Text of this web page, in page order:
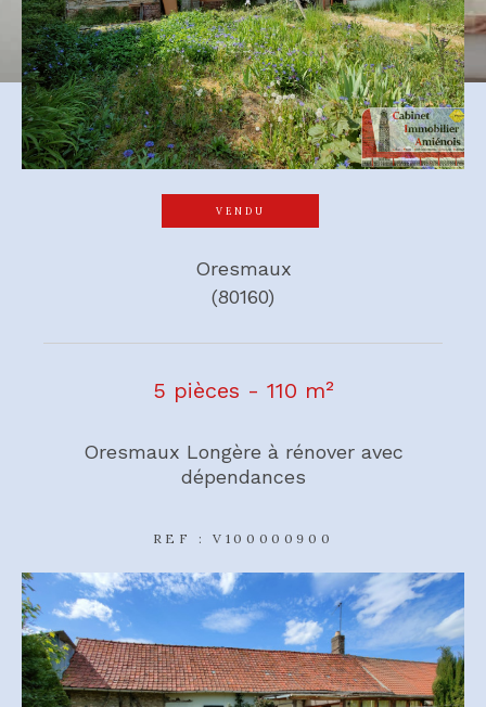
VENDU
Oresmaux
(80160)
5 pièces - 110 m²
Oresmaux Longère à rénover avec
dépendances
REF : V100000900